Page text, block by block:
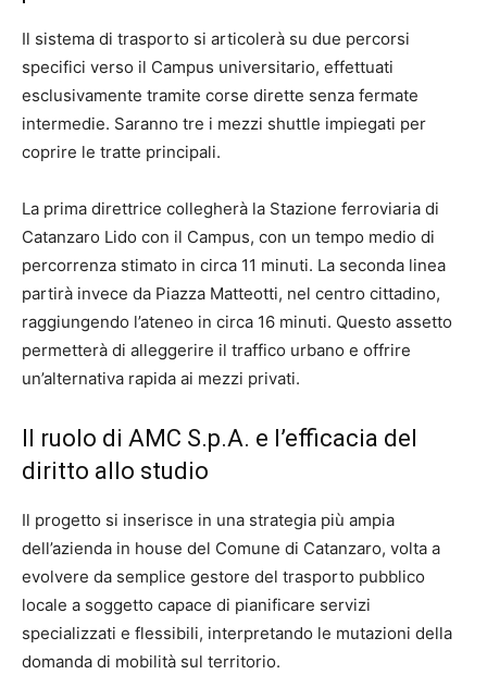
Il sistema di trasporto si articolerà su due percorsi
specifici verso il Campus universitario, effettuati
esclusivamente tramite corse dirette senza fermate
intermedie. Saranno tre i mezzi shuttle impiegati per
coprire le tratte principali.
La prima direttrice collegherà la Stazione ferroviaria di
Catanzaro Lido con il Campus, con un tempo medio di
percorrenza stimato in circa 11 minuti. La seconda linea
partirà invece da Piazza Matteotti, nel centro cittadino,
raggiungendo l’ateneo in circa 16 minuti. Questo assetto
permetterà di alleggerire il traffico urbano e offrire
un’alternativa rapida ai mezzi privati.
Il ruolo di AMC S.p.A. e l’efficacia del
diritto allo studio
Il progetto si inserisce in una strategia più ampia
dell’azienda in house del Comune di Catanzaro, volta a
evolvere da semplice gestore del trasporto pubblico
locale a soggetto capace di pianificare servizi
specializzati e flessibili, interpretando le mutazioni della
domanda di mobilità sul territorio.